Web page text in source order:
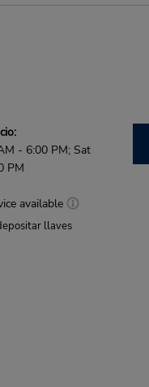
- 6:00 PM; Sat
PM
available
llaves